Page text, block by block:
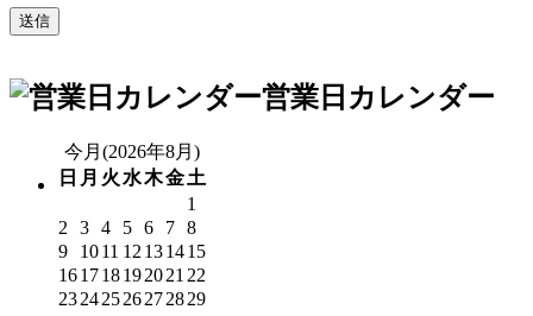
営業日カレンダー
今月(2026年8月)
日 月 火 水木金土
1
2
3 4 5 6 7 8
9
1011 12 131415
161718192021 22
23242526272829